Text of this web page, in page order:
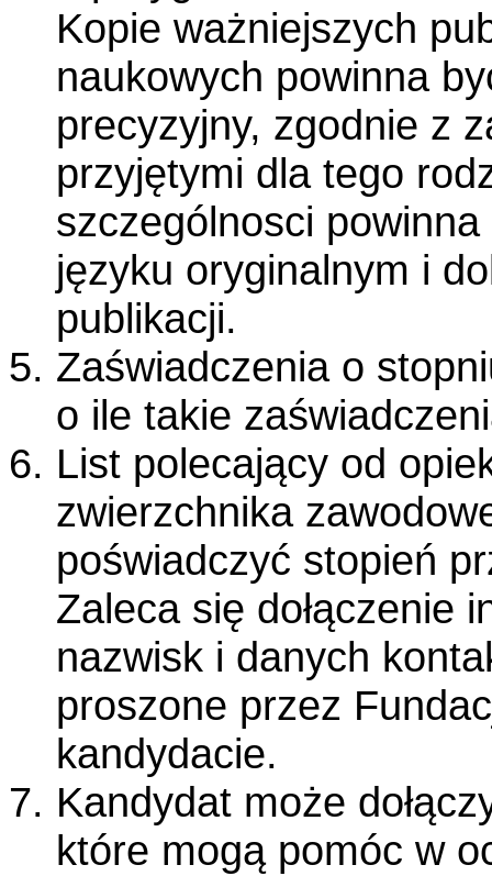
Kopie ważniejszych
naukowych powinna
precyzyjny, zgodnie z
przyjętymi dla tego
szczególnosci
języku oryginalnym i
publikacji.
Zaświadczenia o
o ile takie
List polecający od
zwierzchnika
poświadczyć stopień
Zaleca się dołączenie
nazwisk i danych
proszone przez
kandydacie.
Kandydat może
które mogą pomóc w